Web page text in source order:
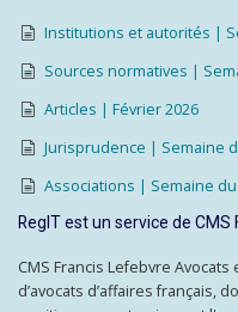
Institutions et autorités |
Sources normatives |
Articles | Février 2026
Jurisprudence | Semaine
Associations | Semaine du
RegIT est un service de
CMS Francis Lefebvre
d’avocats d’affaires français,